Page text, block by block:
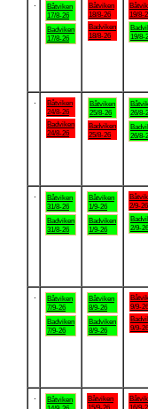
Båtviken
17/8-26
Badviken
17/8-26
Båtviken
18/8-26
Badviken
18/8-26
19/8-
19/8-
Båtviken
24/8-26
Badviken
24/8-26
Båtviken
25/8-26
Badviken
25/8-26
26/8-
26/8-
Båtviken
31/8-26
Badviken
31/8-26
Båtviken
1/9-26
Badviken
1/9-26
2/9-26
2/9-26
Båtviken
7/9-26
Badviken
7/9-26
Båtviken
8/9-26
Badviken
8/9-26
9/9-26
9/9-26
Båtviken
Båtviken
15/9-26
16/9-